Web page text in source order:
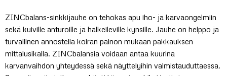
ZINCbalans-sinkkijauhe on tehokas apu iho- ja karvaongelmiin
sekä kuiville anturoille ja halkeileville kynsille. Jauhe on helppo ja
turvallinen annostella koiran painon mukaan pakkauksen
mittalusikalla. ZINCbalansia voidaan antaa kuurina
karvanvaihdon yhteydessä sekä näyttelyihin valmistauduttaessa.